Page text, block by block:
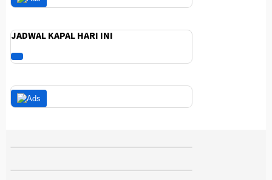
JADWAL KAPAL HARI INI